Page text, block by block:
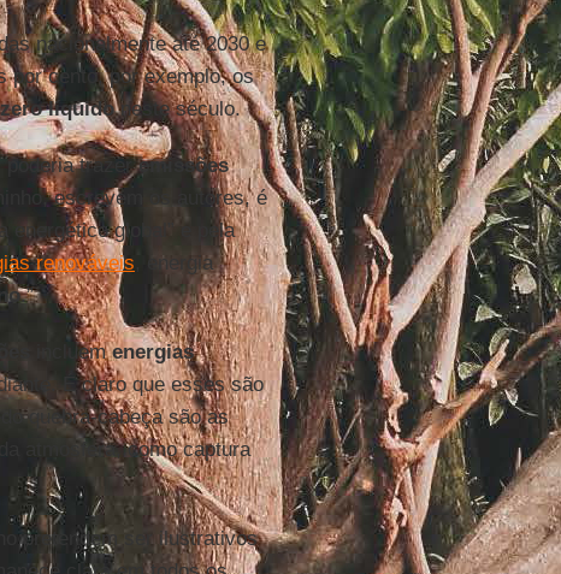
nacionalmente até 2030 e
por cento, por exemplo, os
zero líquidoneste século.
poderia trazeremissões
escrevem os autores, é
energético global” e pela
renováveis , energia
.”
incluemenergias
É claro que esses são
quebra-cabeça são as
atmosfera, como captura
pretendem ser ilustrativos